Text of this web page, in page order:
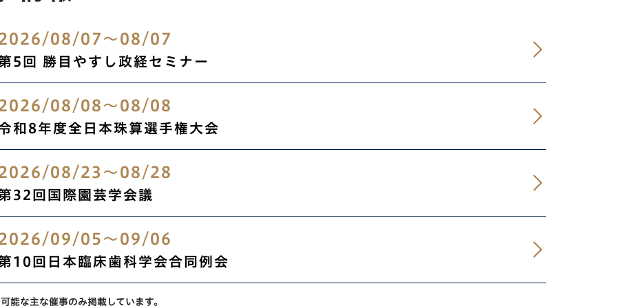
08/07 ～08/07
5回 勝目やすし政経セミナー
08/08 ～08/08
和8年度全日本珠算選手権大会
08/23 ～08/28
32回国際園芸学会議
09/05 ～09/06
10回日本臨床歯科学会合同例会
能な主な催事のみ掲載しています。